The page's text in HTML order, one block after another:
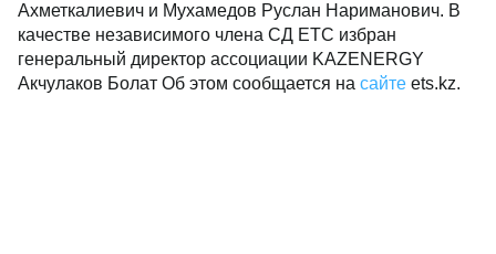
Ахметкалиевич и Мухамедов Руслан Нариманович. В
качестве независимого члена СД ЕТС избран
генеральный директор ассоциации KAZENERGY
Акчулаков Болат Об этом сообщается на сайте ets.kz.